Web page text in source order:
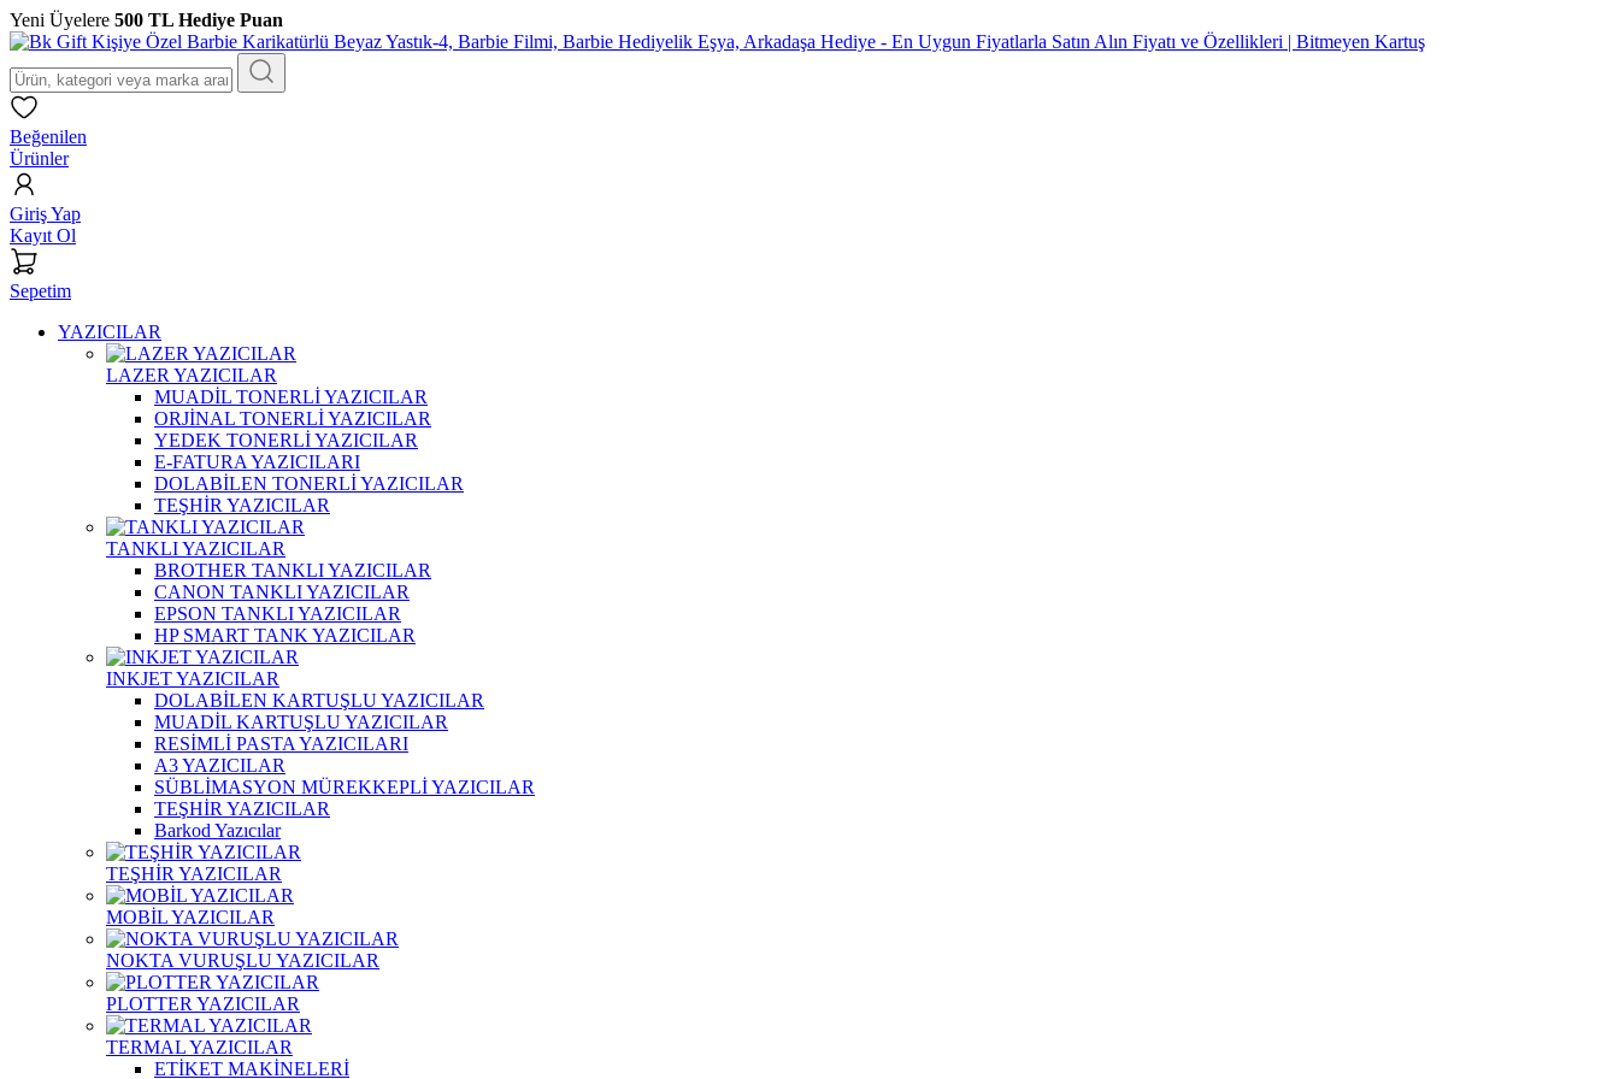
Yeni Üyelere 500 TL Hediye Puan
Beğenilen
Ürünler
Giriş Yap
Kayıt Ol
Sepetim
YAZICILAR
LAZER YAZICILAR
MUADİL TONERLİ YAZICILAR
ORJİNAL TONERLİ YAZICILAR
YEDEK TONERLİ YAZICILAR
E-FATURA YAZICILARI
DOLABİLEN TONERLİ YAZICILAR
TEŞHİR YAZICILAR
TANKLI YAZICILAR
BROTHER TANKLI YAZICILAR
CANON TANKLI YAZICILAR
EPSON TANKLI YAZICILAR
HP SMART TANK YAZICILAR
INKJET YAZICILAR
DOLABİLEN KARTUŞLU YAZICILAR
MUADİL KARTUŞLU YAZICILAR
RESİMLİ PASTA YAZICILARI
A3 YAZICILAR
SÜBLİMASYON MÜREKKEPLİ YAZICILAR
TEŞHİR YAZICILAR
Barkod Yazıcılar
TEŞHİR YAZICILAR
MOBİL YAZICILAR
NOKTA VURUŞLU YAZICILAR
PLOTTER YAZICILAR
TERMAL YAZICILAR
ETİKET MAKİNELERİ